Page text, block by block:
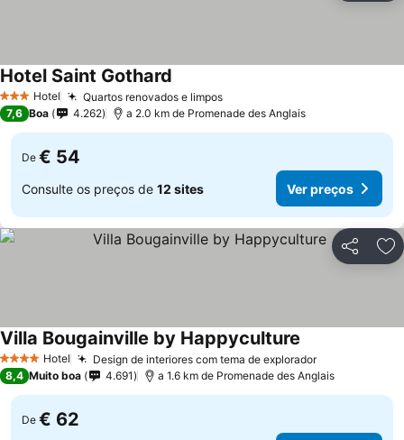
3 EstrelasHotel Quartos renovados e limpos
Hotel Saint Gothard
7,6 Boa 4.262 a 2.0 km de Promenade des Anglais
De € 54
Consulte os preços de 12 sites Ver preços
Partilhar
4 EstrelasHotel Design de interiores com tema de explorador
Villa Bougainville by Happyculture
8,4 Muito boa 4.691 a 1.6 km de Promenade des Anglais
De € 62